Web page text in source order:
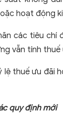
hoạt động
các tiêu chí
vẫn tính thuế
lệ thuế ưu đãi
quy định mới